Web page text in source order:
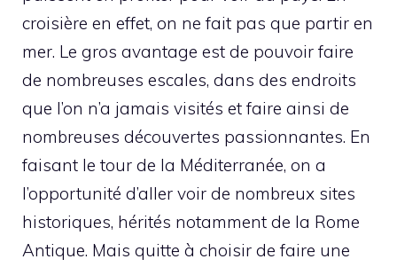
croisière en effet, on ne fait pas que partir en
mer. Le gros avantage est de pouvoir faire
de nombreuses escales, dans des endroits
que l’on n’a jamais visités et faire ainsi de
nombreuses découvertes passionnantes. En
faisant le tour de la Méditerranée, on a
l’opportunité d’aller voir de nombreux sites
historiques, hérités notamment de la Rome
Antique. Mais quitte à choisir de faire une